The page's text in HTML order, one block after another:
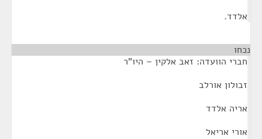
אלדד.
נכחו
חברי הוועדה: זאב אלקין – היו"ר
זבולון אורלב
אריה אלדד
אורי אריאל